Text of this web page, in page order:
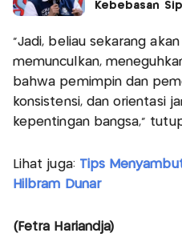
Kebebasan
"Jadi, beliau sekarang
memunculkan,
bahwa pemimpin dan
konsistensi, dan orientasi
kepentingan bangsa,"
Lihat juga: Tips
Hilbram Dunar
(Fetra Hariandja)